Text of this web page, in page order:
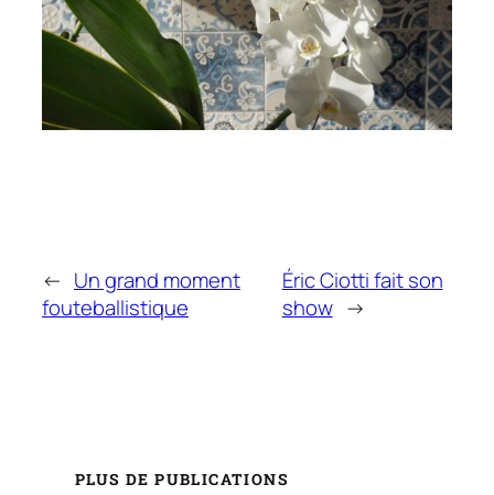
← Un grand moment
fouteballistique
Éric Ciotti fait son
show →
PLUS DE PUBLICATIONS